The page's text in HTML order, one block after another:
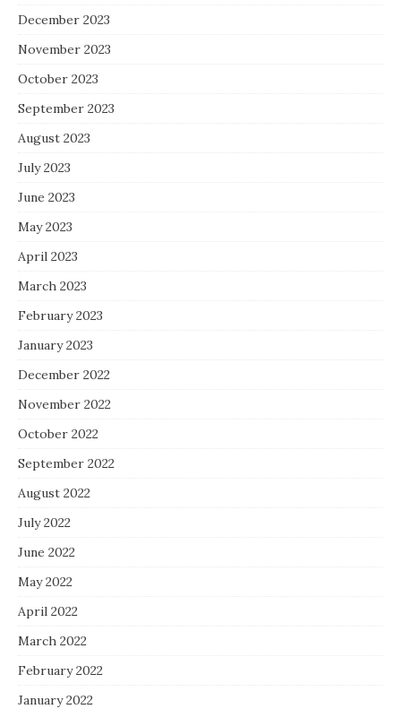
December 2023
November 2023
October 2023
September 2023
August 2023
July 2023
June 2023
May 2023
April 2023
March 2023
February 2023
January 2023
December 2022
November 2022
October 2022
September 2022
August 2022
July 2022
June 2022
May 2022
April 2022
March 2022
February 2022
January 2022